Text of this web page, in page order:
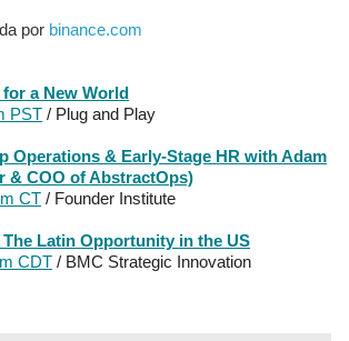
por binance.com
a New World
PST / Plug and Play
Operations & Early-Stage HR with Adam
& COO of AbstractOps)
CT / Founder Institute
Latin Opportunity in the US
CDT / BMC Strategic Innovation